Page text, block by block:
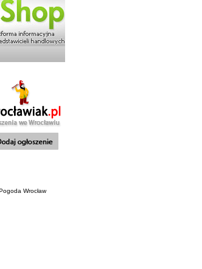
Wrocław